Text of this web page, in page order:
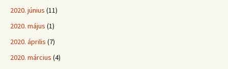
2020. június (11)
2020. május (1)
2020. április (7)
2020. március (4)